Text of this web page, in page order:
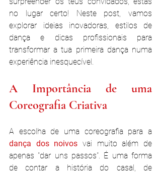
no lugar certo! Neste post, vamos
explorar ideias inovadoras, estilos de
dança e dicas profissionais para
transformar a tua primeira dança numa
experiência inesquecível.
A Importância de uma
Coreografia Criativa
dança dos noivos vai muito além de
apenas "dar uns passos". É uma forma
de contar a história do casal, de